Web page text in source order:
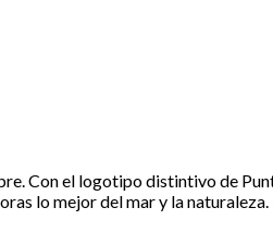
Con el logotipo distintivo de
lo mejor del mar y la